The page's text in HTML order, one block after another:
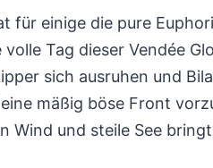
für einige die pure
Tag dieser Vendée
sich ausruhen und
mäßig böse Front
Wind und steile See